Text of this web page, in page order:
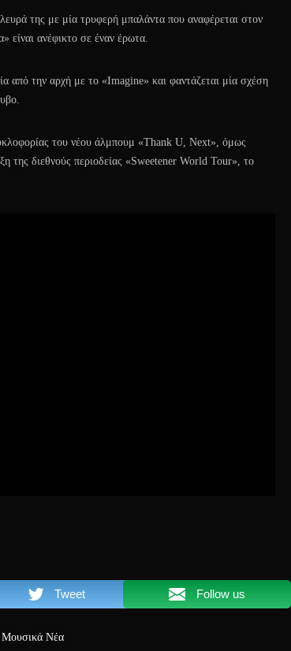
της με μία τρυφερή μπαλάντα που αναφέρεται στον
είναι ανέφικτο σε έναν έρωτα.
από την αρχή με το «Imagine» και φαντάζεται μία σχέση
του νέου άλμπουμ «Thank U, Next», όμως
της διεθνούς περιοδείας «Sweetener World Tour», το
Tweet Follow us
Μουσικά Νέα